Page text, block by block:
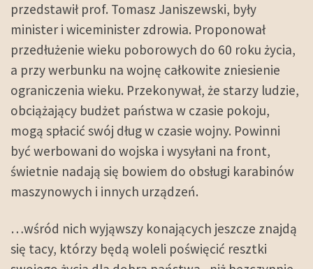
przedstawił prof. Tomasz Janiszewski, były
minister i wiceminister zdrowia. Proponował
przedłużenie wieku poborowych do 60 roku życia,
a przy werbunku na wojnę całkowite zniesienie
ograniczenia wieku. Przekonywał, że starzy ludzie,
obciążający budżet państwa w czasie pokoju,
mogą spłacić swój dług w czasie wojny. Powinni
być werbowani do wojska i wysyłani na front,
świetnie nadają się bowiem do obsługi karabinów
maszynowych i innych urządzeń.
…wśród nich wyjąwszy konających jeszcze znajdą
się tacy, którzy będą woleli poświęcić resztki